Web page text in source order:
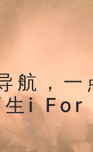
航，一
生i For